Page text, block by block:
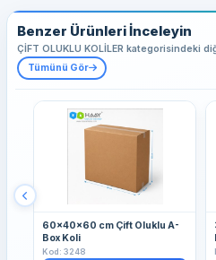
Benzer Ürünleri İnceleyin
ÇİFT OLUKLU KOLİLER kategorisindeki
Tümünü Gör
60x40x60 cm Çift Oluklu A-
Box Koli
Kod: 3248